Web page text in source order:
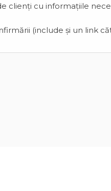
clienți cu informațiile
(include și un link